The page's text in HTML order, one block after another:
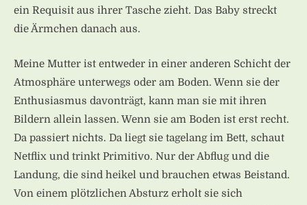
ein Requisit aus ihrer Tasche zieht. Das Baby streckt
die Ärmchen danach aus.
Meine Mutter ist entweder in einer anderen Schicht der
Atmosphäre unterwegs oder am Boden. Wenn sie der
Enthusiasmus davonträgt, kann man sie mit ihren
Bildern allein lassen. Wenn sie am Boden ist erst recht.
Da passiert nichts. Da liegt sie tagelang im Bett, schaut
Netflix und trinkt Primitivo. Nur der Abflug und die
Landung, die sind heikel und brauchen etwas Beistand.
Von einem plötzlichen Absturz erholt sie sich